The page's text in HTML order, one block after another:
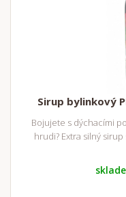
Sirup bylinkový
Bojujete s dýchacími
hrudi? Extra silný